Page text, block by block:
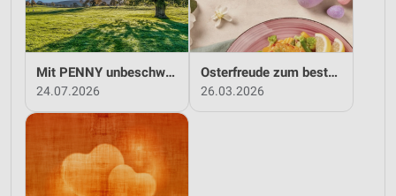
Mit PENNY unbeschwert in den Sommer!
24.07.2026
Osterfreude zum besten Preis - mit PENNY!
26.03.2026